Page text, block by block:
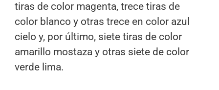
tiras de color magenta, trece tiras de
color blanco y otras trece en color azul
cielo y, por último, siete tiras de color
amarillo mostaza y otras siete de color
verde lima.